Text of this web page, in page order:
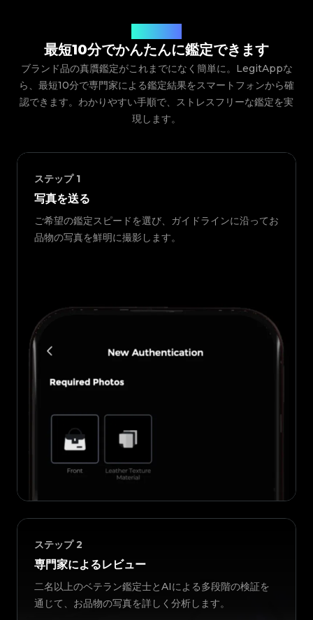
最短10分でかんたんに鑑定できます
ブランド品の真贋鑑定がこれまでになく簡単に。LegitAppな
ら、最短10分で専門家による鑑定結果をスマートフォンから確
認できます。わかりやすい手順で、ストレスフリーな鑑定を実
現します。
ステップ 1
写真を送る
ご希望の鑑定スピードを選び、ガイドラインに沿ってお
品物の写真を鮮明に撮影します。
ステップ 2
専門家によるレビュー
二名以上のベテラン鑑定士とAIによる多段階の検証を
通じて、お品物の写真を詳しく分析します。